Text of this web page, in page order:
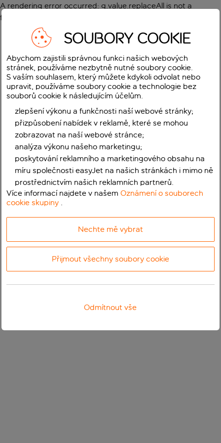
A rendering error occurred: g.value.replaceAll is not a
function
SOUBORY COOKIE
Abychom zajistili správnou funkci našich webových
stránek, používáme nezbytně nutné soubory cookie.
S vaším souhlasem, který můžete kdykoli odvolat nebo
upravit, používáme soubory cookie a technologie bez
souborů cookie k následujícím účelům.
zlepšení výkonu a funkčnosti naší webové stránky;
přizpůsobení nabídek v reklamě, které se mohou
zobrazovat na naší webové stránce;
analýza výkonu našeho marketingu;
poskytování reklamního a marketingového obsahu na
míru společnosti easyJet na našich stránkách i mimo ně
prostřednictvím našich reklamních partnerů.
Více informací najdete v našemOznámení o souborech
cookie skupiny .
Nechte mě vybrat
Přijmout všechny soubory cookie
Odmítnout vše